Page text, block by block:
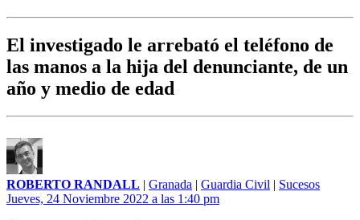
El investigado le arrebató el teléfono de
las manos a la hija del denunciante, de un
año y medio de edad
ROBERTO RANDALL | Granada | Guardia Civil | Sucesos
Jueves, 24 Noviembre 2022 a las 1:40 pm